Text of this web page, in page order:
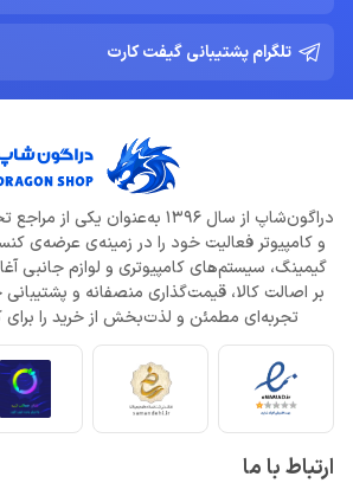
تلگرام پشتیبانی گیفت کارت
دراگون‌شاپ از سال 1396
و کامپیوتر فعالیت خود را در زمینه‌ی عرضه‌ی
گیمینگ، سیستم‌های کامپیوتری و لوازم جانبی
بر اصالت کالا، قیمت‌گذاری منصفانه و
تجربه‌ای مطمئن و لذت‌بخش از خرید را برای
ارتباط با ما